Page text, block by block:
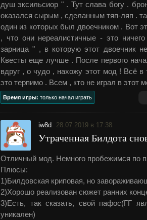
душ эксильсиор " . Тут слава богу .
оказался сырым , сделанным тяп-ляп .
один из которых был двоечником . Вот
, что они нереалистичные - это
зарница " , в которую этот двоечник
Квесты еще лучше . После первого
вдруг , о чудо , нахожу этот мод ! Всё
это терпимо . Всем , кто не играл в этот
Время игры: только начал играть
iw8d 28.07.2019 в 17:38
Утраченная Билдота
Отличный мод. Немного пробежимся по
Плюсы:
1)Билдовская криповая, но
2)Хорошо реализован сюжет ранних
3)Есть, так сказать, свой пафос(ГГ
уникален)